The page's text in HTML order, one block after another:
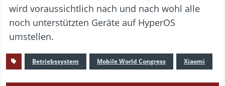
wird voraussichtlich nach und nach wohl alle
noch unterstützten Geräte auf HyperOS
umstellen.
Betriebssystem Mobile World Congress Xiaomi